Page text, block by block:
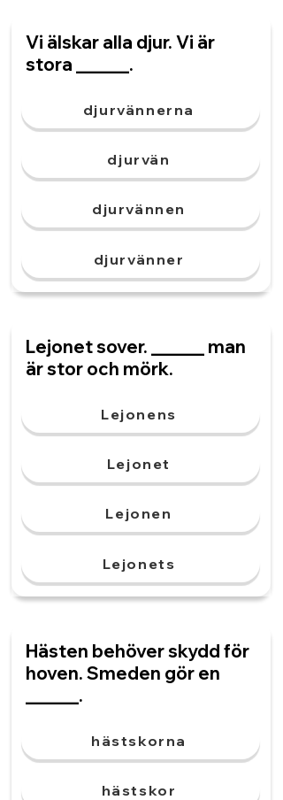
Vi älskar alla djur. Vi är
stora ______.
djurvännerna
djurvän
djurvännen
djurvänner
Lejonet sover. ______ man
är stor och mörk.
Lejonens
Lejonet
Lejonen
Lejonets
Hästen behöver skydd för
hoven. Smeden gör en
______.
hästskorna
hästskor